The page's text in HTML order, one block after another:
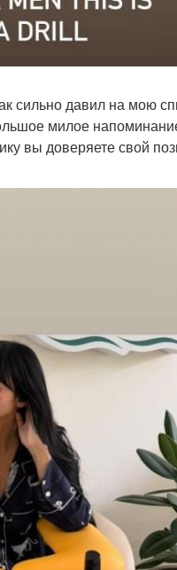
сильно давил на мою
милое
вы доверяете свой